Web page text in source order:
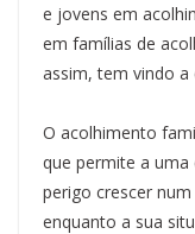
e jovens em
em famílias de
assim, tem vindo a
O acolhimento
que permite a
perigo crescer
enquanto a sua